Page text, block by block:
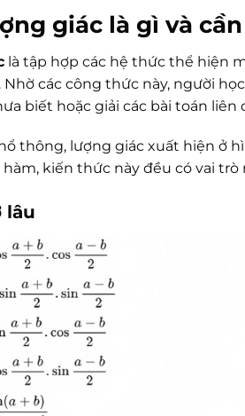
giác là gì và
là tập hợp các hệ thức thể hiện
Nhờ các công thức này, người
biết hoặc giải các bài toán liên
thông, lượng giác xuất hiện ở
kiến thức này đều có vai trò
lâu